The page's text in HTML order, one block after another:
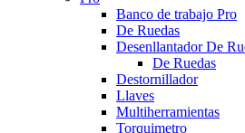
Banco de trabajo Pro
De Ruedas
Desenllantador De
De Ruedas
Destornillador
Llaves
Multiherramientas
Torquimetro